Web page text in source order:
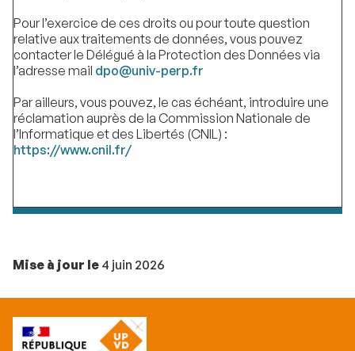
Pour l’exercice de ces droits ou pour toute question
relative aux traitements de données, vous pouvez
contacter le Délégué à la Protection des Données via
l’adresse mail dpo@univ-perp.fr
Par ailleurs, vous pouvez, le cas échéant, introduire une
réclamation auprès de la Commission Nationale de
l’Informatique et des Libertés (CNIL) :
https://www.cnil.fr/
Mise à jour le 4 juin 2026